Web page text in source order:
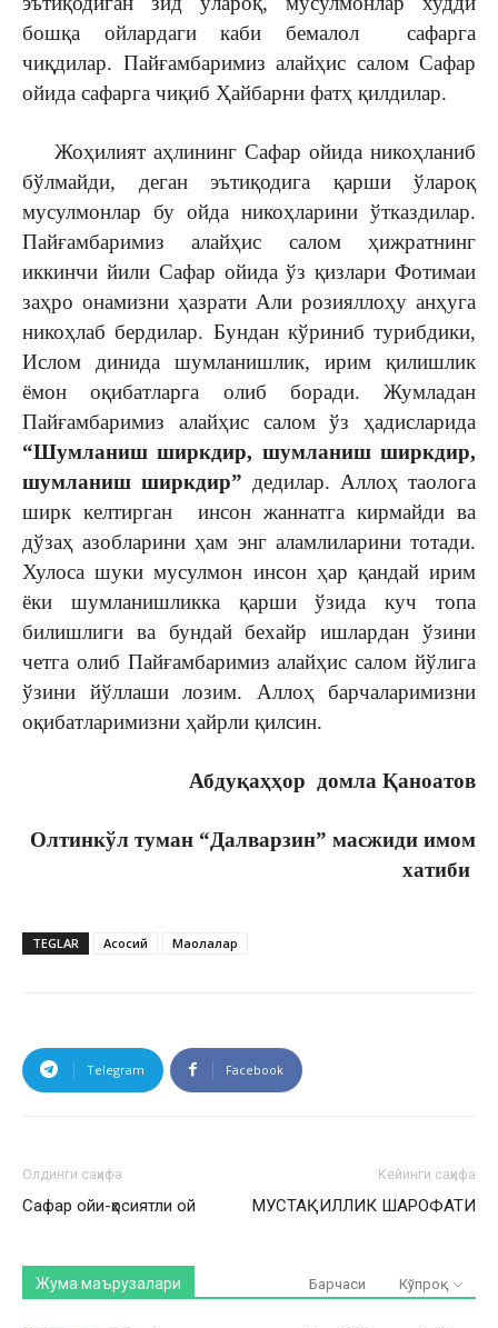
бошқа ойлардаги каби бемалол сафарга
чиқдилар. Пайғамбаримиз алайҳис салом Cафар
ойида сафарга чиқиб Ҳайбарни фатҳ қилдилар.
Жоҳилият аҳлининг Сафар ойида никоҳланиб
бўлмайди, деган эътиқодига қарши ўлароқ
мусулмонлар бу ойда никоҳларини ўтказдилар.
Пайғамбаримиз алайҳис салом ҳижратнинг
иккинчи йили Сафар ойида ўз қизлари Фотимаи
заҳро онамизни ҳазрати Али розияллоҳу анҳуга
никоҳлаб бердилар. Бундан кўриниб турибдики,
Ислом динида шумланишлик, ирим қилишлик
ёмон оқибатларга олиб боради. Жумладан
Пайғамбаримиз алайҳис салом ўз ҳадисларида
“Шумланиш ширкдир, шумланиш ширкдир,
шумланиш ширкдир” дедилар. Аллоҳ таолога
ширк келтирган инсон жаннатга кирмайди ва
дўзаҳ азобларини ҳам энг аламлиларини тотади.
Хулоса шуки мусулмон инсон ҳар қандай ирим
ёки шумланишликка қарши ўзида куч топа
билишлиги ва бундай бехайр ишлардан ўзини
четга олиб Пайғамбаримиз алайҳис салом йўлига
ўзини йўллаши лозим. Аллоҳ барчаларимизни
оқибатларимизни ҳайрли қилсин.
Абдуқаҳҳор домла Қаноатов
Олтинкўл туман “Далварзин” масжиди имом
хатиби
TEGLAR Асосий Мақолалар
Telegram Facebook
Олдинги саҳифа
Сафар ойи-ҳосиятли ой
Кейинги саҳифа
МУСТАҚИЛЛИК ШАРОФАТИ
Жума маърузалари Барчаси Кўпроқ